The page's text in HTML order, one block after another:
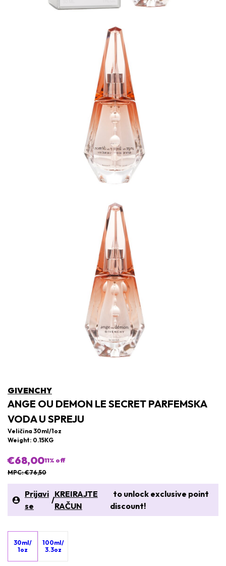
GIVENCHY
ANGE OU DEMON LE SECRET PARFEMSKA
VODA U SPREJU
Veličina 30ml/1oz
Weight: 0.15KG
€68,0011% off
MPC: €76,50
Prijavi
se
/
KREIRAJTE
RAČUN
to unlock exclusive point
discount!
30ml/
1oz
100ml/
3.3oz